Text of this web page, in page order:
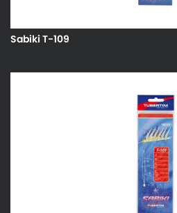
Sabiki T-109